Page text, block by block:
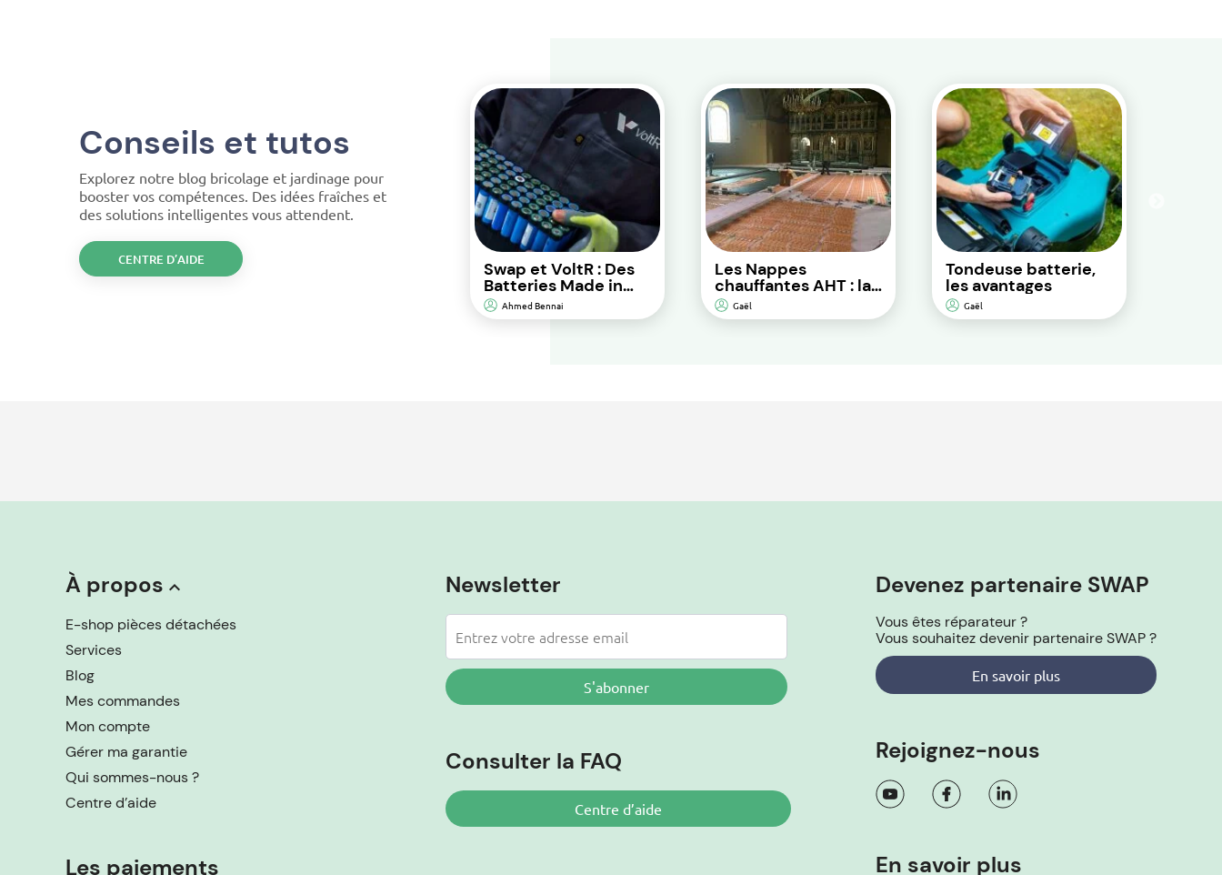
Conseils et tutos
Explorez notre blog bricolage et jardinage pour
booster vos compétences. Des idées fraîches et
des solutions intelligentes vous attendent.
CENTRE D’AIDE Swap et VoltR : Des
Batteries Made in
France pour une
Performance
Ahmed Bennai
Les Nappes
chauffantes AHT : la
solution de
chauffage au sol
Gaël
Tondeuse batterie,
les avantages
Gaël
À propos keyboard_arrow_up
E-shop pièces détachées
Services
Blog
Mes commandes
Mon compte
Gérer ma garantie
Qui sommes-nous ?
Centre d’aide
Les paiements
Newsletter
S'abonner
Consulter la FAQ
Centre d’aide
Devenez partenaire SWAP
Vous êtes réparateur ?
Vous souhaitez devenir partenaire SWAP ?
En savoir plus
Rejoignez-nous
En savoir plus